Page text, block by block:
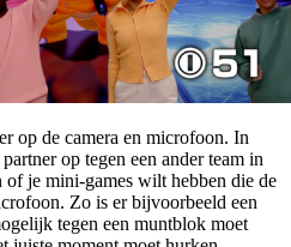
op de camera en microfoon. In
op tegen een ander team in
je mini-games wilt hebben die de
Zo is er bijvoorbeeld een
tegen een muntblok moet